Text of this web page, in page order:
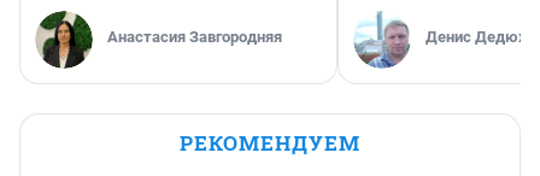
Анастасия Завгородняя Денис
РЕКОМЕНДУЕМ